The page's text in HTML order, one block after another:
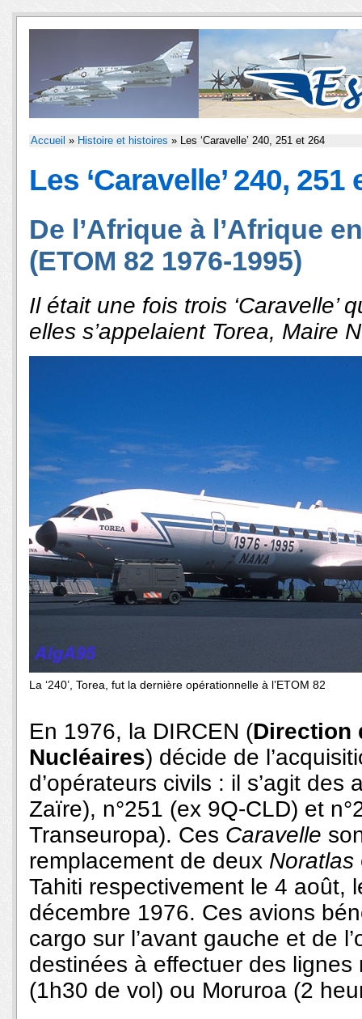
Accueil » Histoire et histoires » Les ‘Caravelle’ 240, 251 et 264
Les ‘Caravelle’ 240, 251
De l’Afrique à l’Afrique
(ETOM 82 1976-1995)
Il était une fois trois
elles s’appelaient Torea, Maire
La ‘240’, Torea, fut la dernière opérationnelle à l’ETOM 82
En 1976, la DIRCEN (Direction
Nucléaires) décide de
d’opérateurs civils : il s’agit des
Zaïre), n°251 (ex 9Q-CLD) et
Transeuropa). Ces Caravelle
remplacement de deux Noratlas
Tahiti respectivement le 4 août,
décembre 1976. Ces avions
cargo sur l’avant gauche et de
destinées à effectuer des
(1h30 de vol) ou Moruroa (2